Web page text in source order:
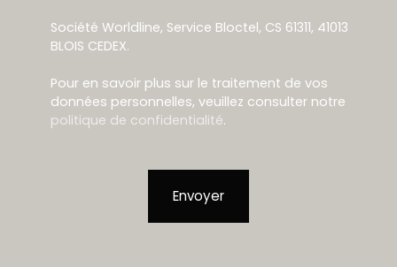
Société Worldline, Service Bloctel, CS 61311, 41013
BLOIS CEDEX.
Pour en savoir plus sur le traitement de vos
données personnelles, veuillez consulter notre
politique de confidentialité.
Envoyer